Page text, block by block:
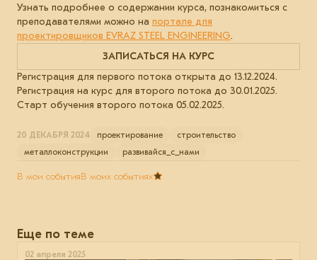
Узнать подробнее о содержании курса, познакомиться с
преподавателями можно на портале для
проектировщиков EVRAZ STEEL ENGINEERING.
ЗАПИСАТЬСЯ НА КУРС
Регистрация для первого потока открыта до 13.12.2024.
Регистрация на курс для второго потока до 30.01.2025.
Старт обучения второго потока 05.02.2025.
20 ДЕКАБРЯ 2024 проектирование
строительство
металлоконструкции
развивайся_с_нами
В мои событияВ моих событиях
Еще по теме
02 апреля 2025